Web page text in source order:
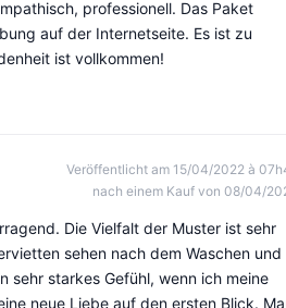
professionell. Das Paket
auf der Internetseite. Es ist zu
ist vollkommen!
Veröffentlicht am 15/04/2022 à
nach einem Kauf von 08/04/
Die Vielfalt der Muster ist sehr
sehen nach dem Waschen und
sehr starkes Gefühl, wenn ich meine
neue Liebe auf den ersten Blick.